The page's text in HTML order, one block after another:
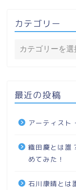
カテゴリー
最近の投稿
アーティスト
織田慶とは誰
めてみた！
石川康晴とは